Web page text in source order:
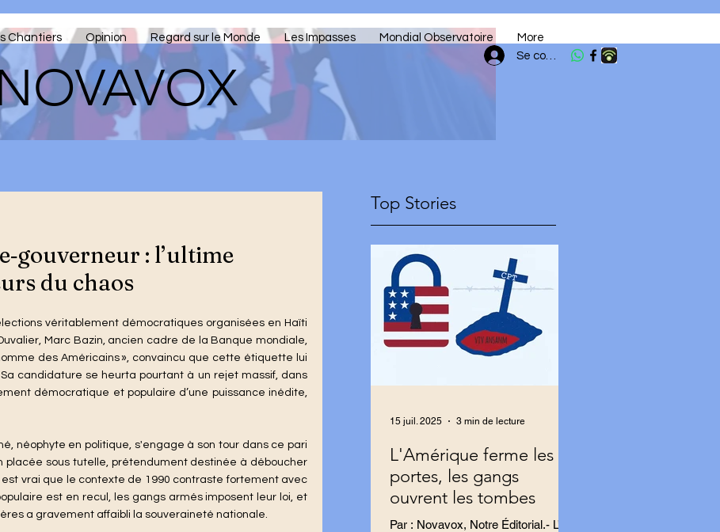
Chantiers Opinion Regard sur le Monde Les Impasses Mondial Observatoire More
Se connecter
: l’ultime
du chaos
véritablement démocratiques organisées en Haïti
Marc Bazin, ancien cadre de la Banque mondiale,
des Américains », convaincu que cette étiquette lui
candidature se heurta pourtant à un rejet massif, dans
démocratique et populaire d’une puissance inédite,
placée sous tutelle, prétendument destinée à déboucher
vrai que le contexte de 1990 contraste fortement avec
est en recul, les gangs armés imposent leur loi, et
a gravement affaibli la souveraineté nationale.
Top Stories
L'Amérique ferme les
portes, les gangs
ouvrent les tombes
Par : Novavox, Notre Éditorial.- L’exil
15 juil. 2025 3 min de lecture